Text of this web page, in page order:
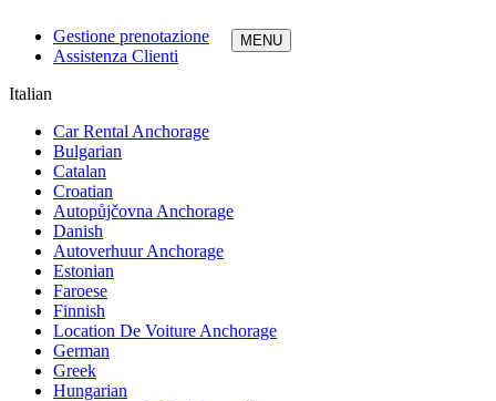
Gestione prenotazione
Assistenza Clienti
Italian
Car Rental Anchorage
Bulgarian
Catalan
Croatian
Autopůjčovna Anchorage
Danish
Autoverhuur Anchorage
Estonian
Faroese
Finnish
Location De Voiture Anchorage
German
Greek
Hungarian